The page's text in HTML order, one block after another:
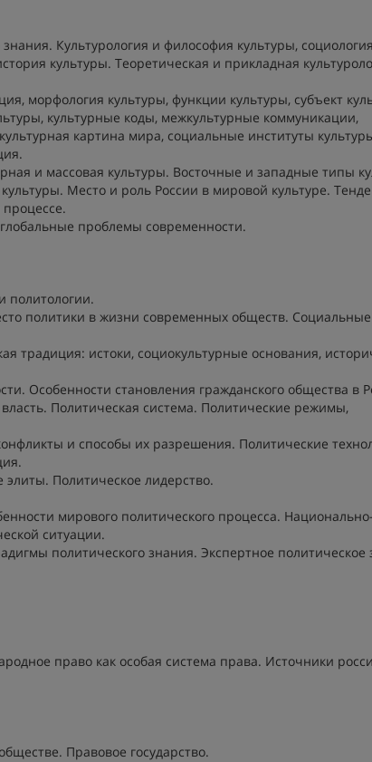
Культурология и философия культуры,
культуры. Теоретическая и прикладная
морфология культуры, функции культуры, субъект
культурные коды, межкультурные коммуникации,
картина мира, социальные институты
и массовая культуры. Восточные и западные типы
Место и роль России в мировой культуре.
проблемы современности.
политологии.
политики в жизни современных обществ. Социальные
традиция: истоки, социокультурные основания,
Особенности становления гражданского общества в
Политическая система. Политические режимы,
и способы их разрешения. Политические
Политическое лидерство.
мирового политического процесса.
ситуации.
политического знания. Экспертное политическое
право как особая система права. Источники
Правовое государство.